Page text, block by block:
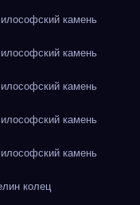
камень
камень
камень
камень
камень
колец